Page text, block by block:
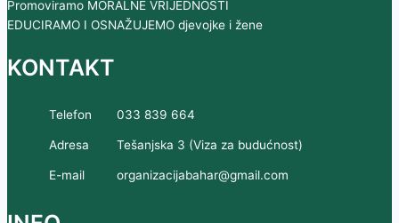
Promoviramo MORALNE VRIJEDNOSTI
EDUCIRAMO I OSNAŽUJEMO djevojke i žene
KONTAKT
Telefon 033 839 664
Adresa Tešanjska 3 (Viza za budućnost)
E-mail organizacijabahar@gmail.com